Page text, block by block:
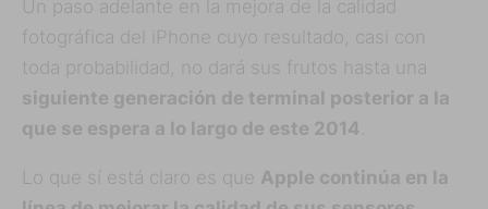
Un paso adelante en la mejora de la calidad
fotográfica del iPhone cuyo resultado, casi con
toda probabilidad, no dará sus frutos hasta una
siguiente generación de terminal posterior a la
que se espera a lo largo de este 2014
Lo que sí está claro es que Apple continúa en la